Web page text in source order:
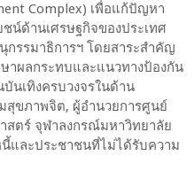
Complex) เพื่อแก้ปัญหา
น์ด้านเศรษฐกิจของประเทศ
รรมาธิการฯ โดยสาระสำคัญ
าผลกระทบและแนวทางป้องกัน
นเทิงครบวงจรในด้าน
สุขภาพจิต, ผู้อำนวยการศูนย์
ตร์ จุฬาลงกรณ์มหาวิทยาลัย
และประชาชนที่ไม่ได้รับความ